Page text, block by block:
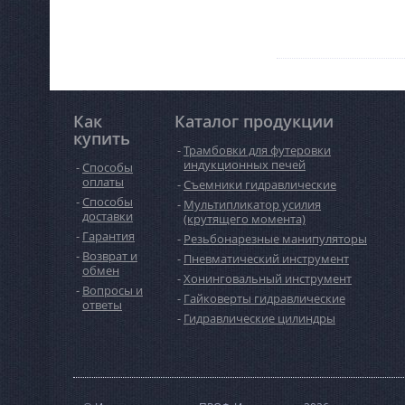
веществами,
компоненты,
не только частички
Таким образом,
обеспечивает
чистого воздуха,
безопасного для
человека.
Как
купить
Способы
оплаты
Способы
доставки
Гарантия
Возврат и
обмен
Вопросы и
ответы
Каталог продукции
Трамбовки для футеровки
индукционных печей
Съемники гидравлические
Мультипликатор усилия
(крутящего момента)
Резьбонарезные манипуляторы
Пневматический инструмент
Хонинговальный инструмент
Гайковерты гидравлические
Гидравлические цилиндры